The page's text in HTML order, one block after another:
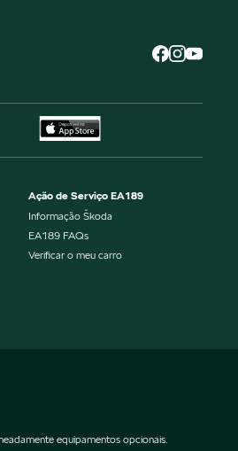
Ação de Serviço EA189
Informação Škoda
EA189 FAQs
Verificar o meu carro
equipamentos opcionais.